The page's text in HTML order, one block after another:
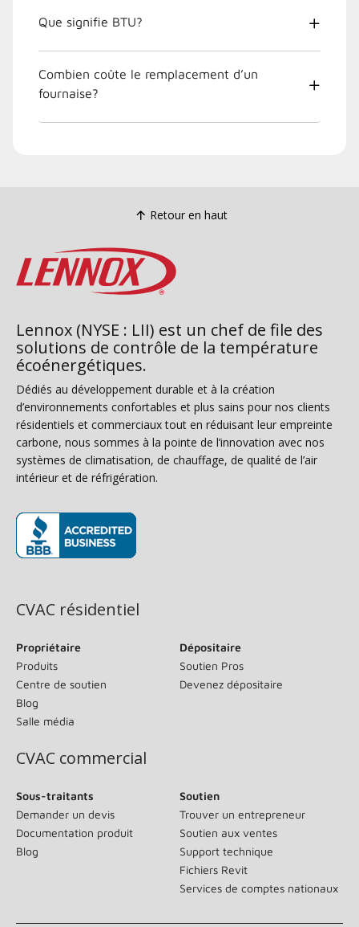
Que signifie BTU?
Combien coûte le remplacement d’un
fournaise?
Retour en haut
Lennox (NYSE : LII) est un chef de file des
solutions de contrôle de la température
écoénergétiques.
Dédiés au développement durable et à la création
d’environnements confortables et plus sains pour nos clients
résidentiels et commerciaux tout en réduisant leur empreinte
carbone, nous sommes à la pointe de l’innovation avec nos
systèmes de climatisation, de chauffage, de qualité de l’air
intérieur et de réfrigération.
CVAC résidentiel
Propriétaire
Produits
Centre de soutien
Blog
Salle média
Dépositaire
Soutien Pros
Devenez dépositaire
CVAC commercial
Sous-traitants
Demander un devis
Documentation produit
Blog
Soutien
Trouver un entrepreneur
Soutien aux ventes
Support technique
Fichiers Revit
Services de comptes nationaux